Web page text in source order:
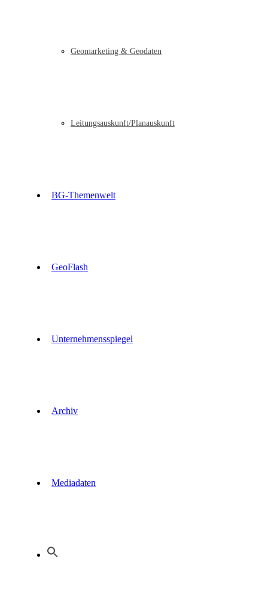
Geomarketing & Geodaten
Leitungsauskunft/Planauskunft
BG-Themenwelt
GeoFlash
Unternehmensspiegel
Archiv
Mediadaten